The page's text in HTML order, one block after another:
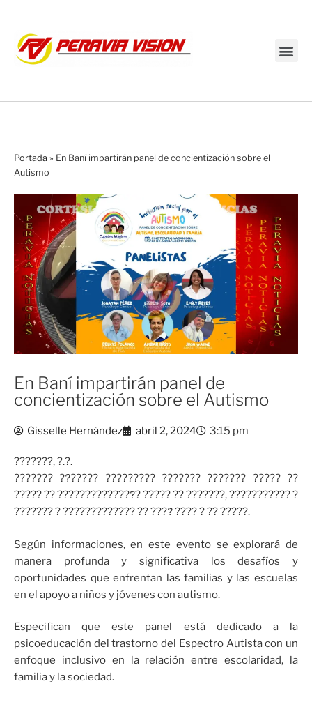
Portada » En Baní impartirán panel de concientización sobre el
Autismo
En Baní impartirán panel de
concientización sobre el Autismo
Gisselle Hernández abril 2, 2024 3:15 pm
???????, ?.?.
??????? ??́????? ????????? ??????? ??????? ????? ??
????? ?? ??????????????́? ????? ?? ???????, ??????????? ?
??????? ? ????????????? ?? ????́ ???? ? ?? ?????.
Según informaciones, en este evento se explorará de
manera profunda y significativa los desafíos y
oportunidades que enfrentan las familias y las escuelas
en el apoyo a niños y jóvenes con autismo.
Especifican que este panel está dedicado a la
psicoeducación del trastorno del Espectro Autista con un
enfoque inclusivo en la relación entre escolaridad, la
familia y la sociedad.